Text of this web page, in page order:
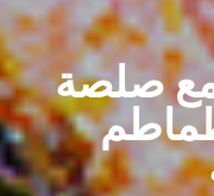
مع صلصة